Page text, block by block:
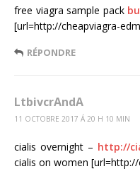
free viagra sample pack
[url=http://cheapviagra-
RÉPONDRE
LtbivcrAndA
11 OCTOBRE 2017 Á 20 H 10 MIN
cialis overnight – http://
cialis on women